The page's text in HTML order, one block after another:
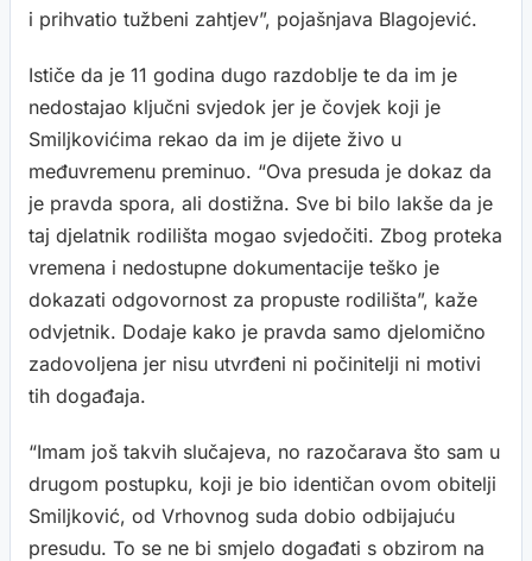
i prihvatio tužbeni zahtjev”, pojašnjava Blagojević.
Ističe da je 11 godina dugo razdoblje te da im je
nedostajao ključni svjedok jer je čovjek koji je
Smiljkovićima rekao da im je dijete živo u
međuvremenu preminuo. “Ova presuda je dokaz da
je pravda spora, ali dostižna. Sve bi bilo lakše da je
taj djelatnik rodilišta mogao svjedočiti. Zbog proteka
vremena i nedostupne dokumentacije teško je
dokazati odgovornost za propuste rodilišta”, kaže
odvjetnik. Dodaje kako je pravda samo djelomično
zadovoljena jer nisu utvrđeni ni počinitelji ni motivi
tih događaja.
“Imam još takvih slučajeva, no razočarava što sam u
drugom postupku, koji je bio identičan ovom obitelji
Smiljković, od Vrhovnog suda dobio odbijajuću
presudu. To se ne bi smjelo događati s obzirom na